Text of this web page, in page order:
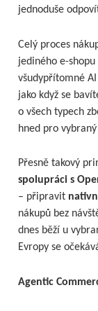
jednoduše
Celý proces
jediného e-shopu
všudypřítomné
jako když se
o všech typech
hned pro
Přesně takový
spolupráci s
– připravit
nákupů bez
dnes běží u
Evropy se
Agentic